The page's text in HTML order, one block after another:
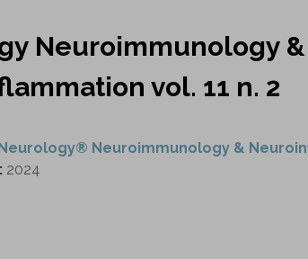
Neuroimmunology &
vol. 11 n. 2
Neuroimmunology &
2024